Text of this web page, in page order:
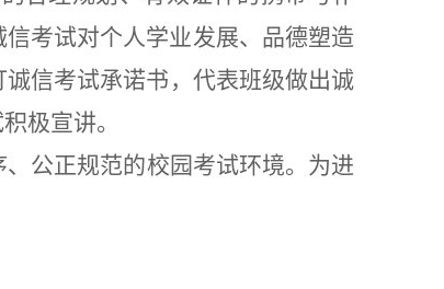
考试对个人学业发展、品德塑造
信考试承诺书，代表班级做出诚
极宣讲。
公正规范的校园考试环境。 为进